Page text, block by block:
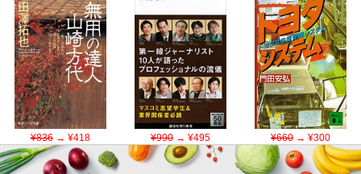
¥836→ ¥418 ¥990→ ¥495 ¥660→ ¥300